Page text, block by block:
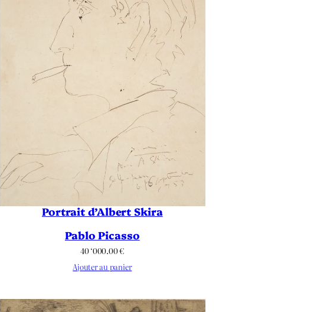
Portrait d’Albert Skira
Pablo Picasso
40 ‘000.00€
Ajouter au panier